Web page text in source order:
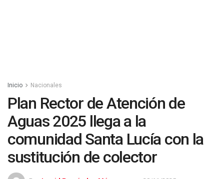
Inicio Nacionales
Plan Rector de Atención de
Aguas 2025 llega a la
comunidad Santa Lucía con la
sustitución de colector